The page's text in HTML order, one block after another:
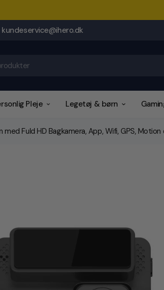
kundeservice@ihero.dk
Pleje Legetøj & børn
med Fuld HD Bagkamera, App, Wifi, GPS,